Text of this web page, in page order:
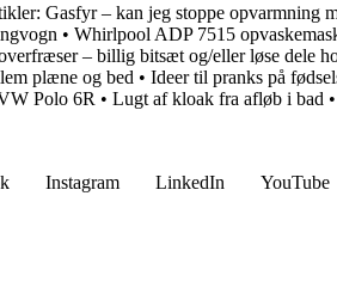
Gasfyr – kan jeg stoppe opvarmning
• Whirlpool ADP 7515
– billig bitsæt og/eller løse dele
plæne og bed • Ideer til pranks på
Polo 6R • Lugt af kloak fra afløb i bad •
Instagram LinkedIn YouTube